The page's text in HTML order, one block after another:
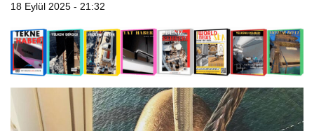
18 Eylül 2025 - 21:32